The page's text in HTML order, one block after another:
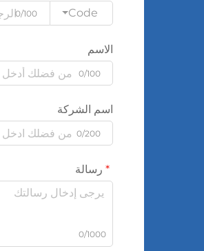
Code
0/100
الاسم
0/100
اسم الشركة
0/200
رسالة
0/1000